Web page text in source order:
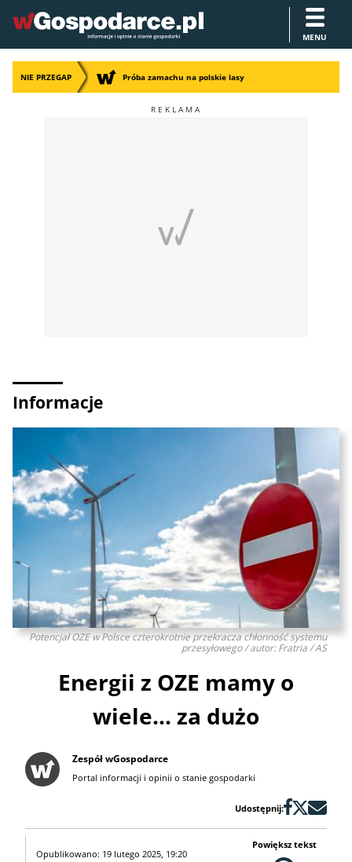
MENU
NIE PRZEGAP Próba zamachu na polskie lasy
Informacje
Potencjał OZE w Polsce czterokrotnie przekracza chłonność systemu
przesyłowego / autor: Fratria / AS
Energii z OZE mamy o
wiele... za dużo
Zespół wGospodarce
Portal informacji i opinii o stanie gospodarki
Udostępnij:
Opublikowano: 19 lutego 2025, 19:20
Powiększ tekst